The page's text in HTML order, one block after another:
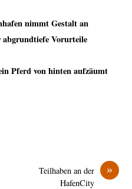
nimmt Gestalt an
abgrundtiefe Vorurteile
Pferd von hinten aufzäumt
»
Teilhaben an der
HafenCity